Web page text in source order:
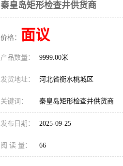
秦皇岛矩形检查井供货商
价格： 面议
产品数量： 9999.00米
发货地址： 河北省衡水桃城区
关键词： 秦皇岛矩形检查井供货商
发布日期： 2025-09-25
阅 读 量： 66